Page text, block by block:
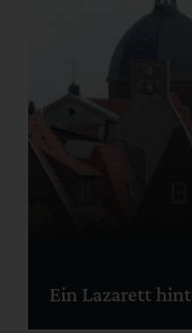
Ein Lazarett